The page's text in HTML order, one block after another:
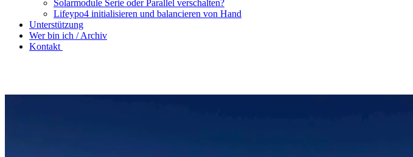
Solarmodule Serie oder Parallel verschalten?
Lifeypo4 initialisieren und balancieren von Hand
Unterstützung
Wer bin ich / Archiv
Kontakt